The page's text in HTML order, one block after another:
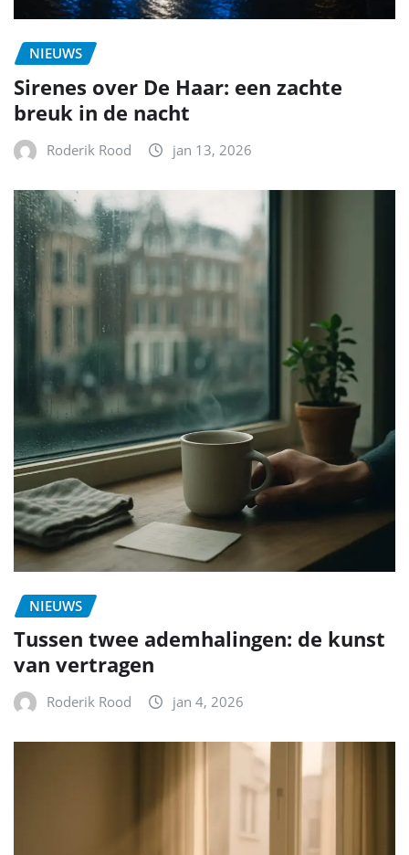
NIEUWS
Sirenes over De Haar: een zachte
breuk in de nacht
Roderik Rood jan 13, 2026
NIEUWS
Tussen twee ademhalingen: de kunst
van vertragen
Roderik Rood jan 4, 2026